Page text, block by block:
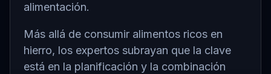
alimentación.
Más allá de consumir alimentos ricos en
hierro, los expertos subrayan que la clave
está en la planificación y la combinación